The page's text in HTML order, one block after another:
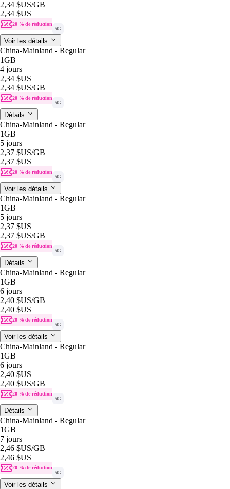
2,34 $US/GB
2,34 $US
20 % de réduction
5G
Voir les détails
China-Mainland - Regular
1GB
4 jours
2,34 $US
2,34 $US/GB
20 % de réduction
5G
Détails
China-Mainland - Regular
1GB
5 jours
2,37 $US/GB
2,37 $US
20 % de réduction
5G
Voir les détails
China-Mainland - Regular
1GB
5 jours
2,37 $US
2,37 $US/GB
20 % de réduction
5G
Détails
China-Mainland - Regular
1GB
6 jours
2,40 $US/GB
2,40 $US
20 % de réduction
5G
Voir les détails
China-Mainland - Regular
1GB
6 jours
2,40 $US
2,40 $US/GB
20 % de réduction
5G
Détails
China-Mainland - Regular
1GB
7 jours
2,46 $US/GB
2,46 $US
20 % de réduction
5G
Voir les détails